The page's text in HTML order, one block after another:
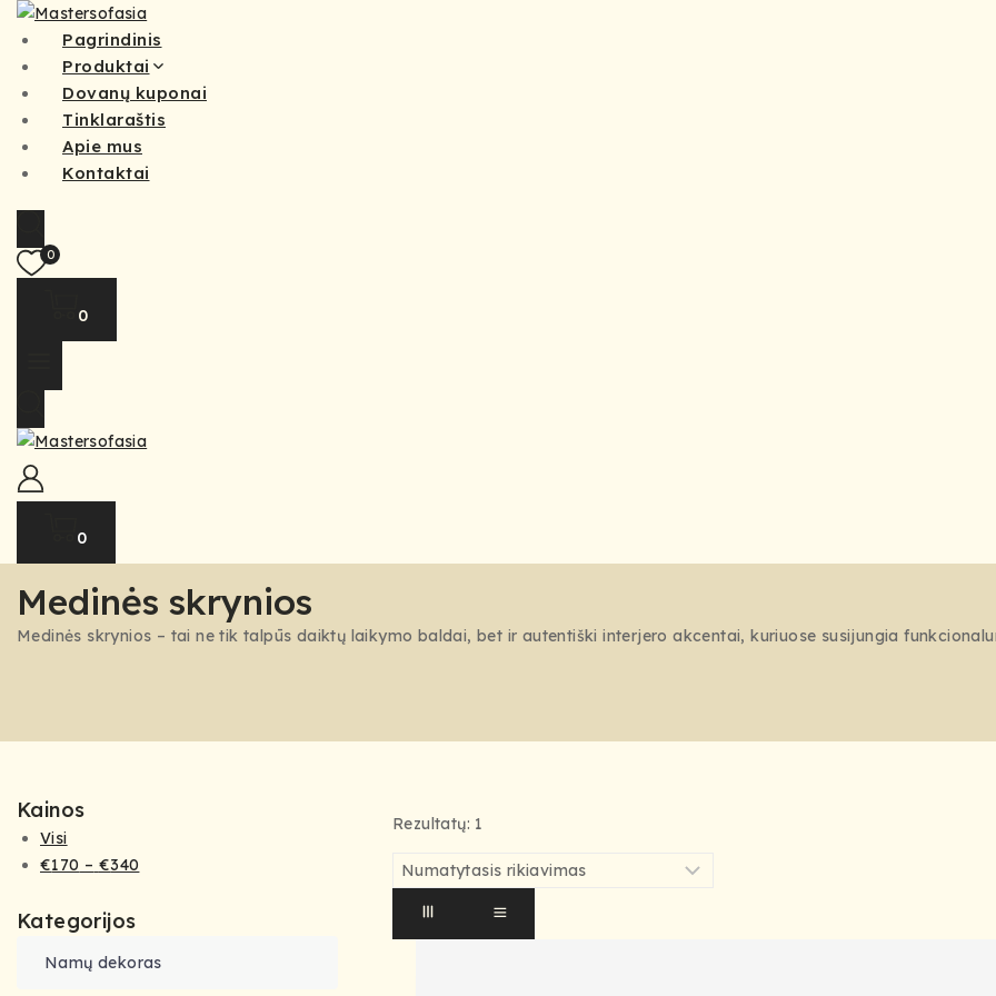
Pagrindinis
Produktai
Dovanų kuponai
Tinklaraštis
Apie mus
Kontaktai
0
0
0
Medinės skrynios
Medinės skrynios – tai ne tik talpūs daiktų laikymo baldai, bet ir autentiški interjero akcentai, kuriuose susijungia
Rezultatų: 1
Kainos
Visi
€170 – €340
Kategorijos
Namų dekoras